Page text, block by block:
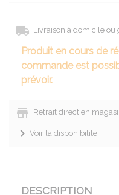
Livraison à domicile ou
Produit en cours de
commande est
prévoir.
Retrait direct en
Voir la disponibilité
DESCRIPTION